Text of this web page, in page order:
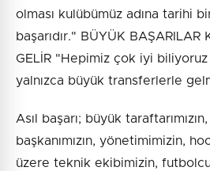
olması kulübümüz adına tarihi
başarıdır." BÜYÜK BAŞARILAR
GELİR "Hepimiz çok iyi
yalnızca büyük transferlerle
Asıl başarı; büyük
başkanımızın, yönetimimizin,
üzere teknik ekibimizin,